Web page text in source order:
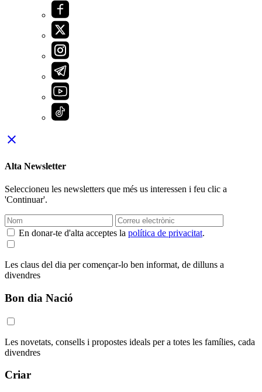
close
Alta Newsletter
Seleccioneu les newsletters que més us interessen i feu clic a
'Continuar'.
En donar-te d'alta acceptes la política de privacitat.
Les claus del dia per començar-lo ben informat, de dilluns a
divendres
Bon dia Nació
Les novetats, consells i propostes ideals per a totes les famílies, cada
divendres
Criar